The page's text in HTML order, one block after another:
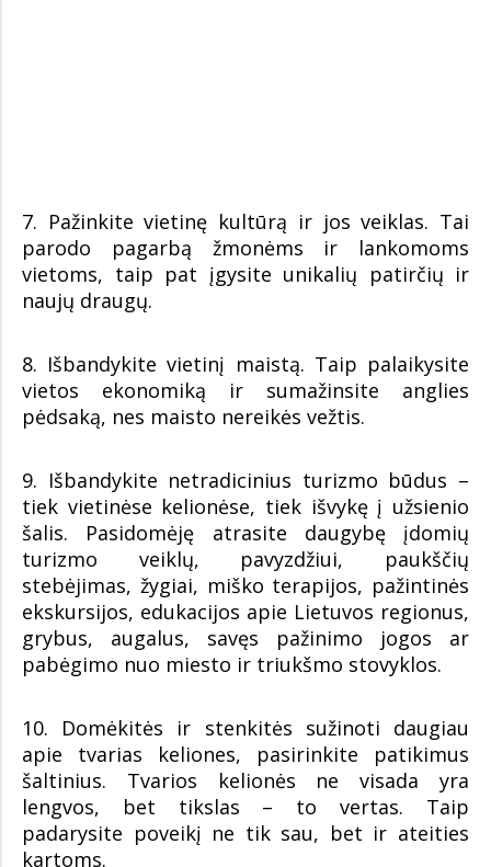
7. Pažinkite vietinę kultūrą ir jos veiklas. Tai
parodo pagarbą žmonėms ir lankomoms
vietoms, taip pat įgysite unikalių patirčių ir
naujų draugų.
8. Išbandykite vietinį maistą. Taip palaikysite
vietos ekonomiką ir sumažinsite anglies
pėdsaką, nes maisto nereikės vežtis.
9. Išbandykite netradicinius turizmo būdus –
tiek vietinėse kelionėse, tiek išvykę į užsienio
šalis. Pasidomėję atrasite daugybę įdomių
turizmo veiklų, pavyzdžiui, paukščių
stebėjimas, žygiai, miško terapijos, pažintinės
ekskursijos, edukacijos apie Lietuvos regionus,
grybus, augalus, savęs pažinimo jogos ar
pabėgimo nuo miesto ir triukšmo stovyklos.
10. Domėkitės ir stenkitės sužinoti daugiau
apie tvarias keliones, pasirinkite patikimus
šaltinius. Tvarios kelionės ne visada yra
lengvos, bet tikslas – to vertas. Taip
padarysite poveikį ne tik sau, bet ir ateities
kartoms.